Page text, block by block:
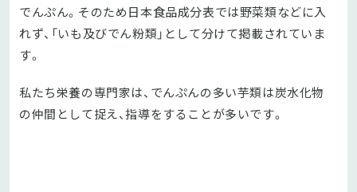
でんぷん。そのため日本食品成分表では野菜類などに入
れず、「いも及びでん粉類」として分けて掲載されていま
す。
私たち栄養の専門家は、でんぷんの多い芋類は炭水化物
の仲間として捉え、指導をすることが多いです。